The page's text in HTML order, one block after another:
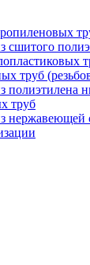
сшитого
труб
полиэтилена
труб
нержавеющей